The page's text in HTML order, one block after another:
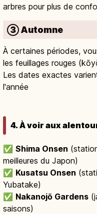
arbres pour plus de
③ Automne
À certaines périodes,
les feuillages rouges
Les dates exactes
l'année
4. À voir aux
✅ Shima Onsen
meilleures du Japon)
✅ Kusatsu Onsen
Yubatake)
✅ Nakanojō Gardens
saisons)